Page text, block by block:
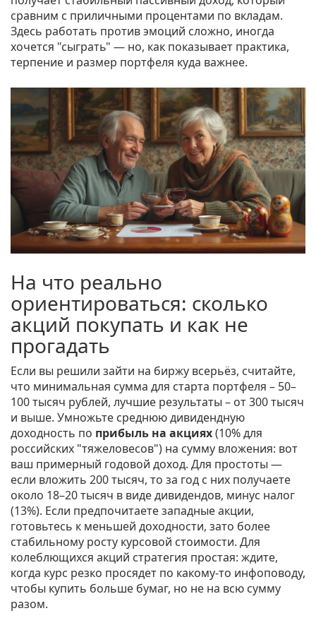
сравним с приличными процентами по вкладам.
Здесь работать против эмоций сложно, иногда
хочется "сыграть" — но, как показывает практика,
терпение и размер портфеля куда важнее.
На что реально
ориентироваться: сколько
акций покупать и как не
прогадать
Если вы решили зайти на биржу всерьёз, считайте,
что минимальная сумма для старта портфеля – 50–
100 тысяч рублей, лучшие результаты – от 300 тысяч
и выше. Умножьте среднюю дивидендную
доходность по прибыль на акциях(10% для
российских "тяжеловесов") на сумму вложения: вот
ваш примерный годовой доход. Для простоты —
если вложить 200 тысяч, то за год с них получаете
около 18–20 тысяч в виде дивидендов, минус налог
(13%). Если предпочитаете западные акции,
готовьтесь к меньшей доходности, зато более
стабильному росту курсовой стоимости. Для
колеблющихся акций стратегия простая: ждите,
когда курс резко просядет по какому-то инфоповоду,
чтобы купить больше бумаг, но не на всю сумму
разом.